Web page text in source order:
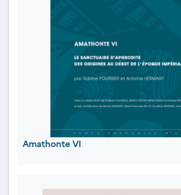
Amathonte VI